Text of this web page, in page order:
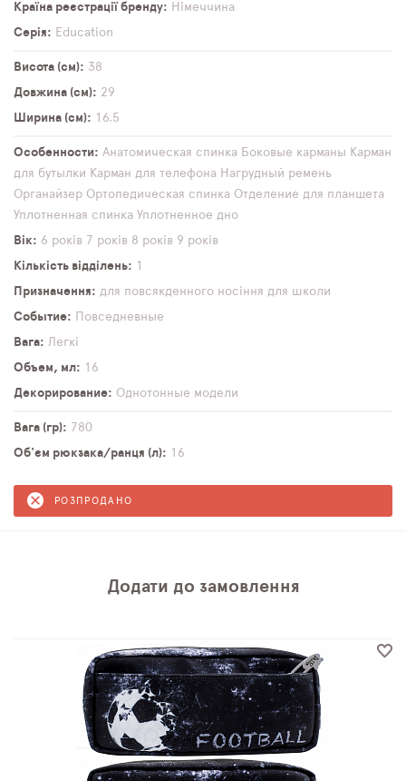
Країна реєстрації бренду
Німеччина
Серія
Education
Висота (см)
38
Довжина (см)
29
Ширина (см)
16,5
Особенности Анатомическая спинка Боковые карманы Карман
для бутылки Карман для телефона Нагрудный ремень
Органайзер Ортопедическая спинка Отделение для планшета
Уплотненная спинка Уплотненное дно
Вік
6 років 7 років 8 років 9 років
Кількість відділень
1
Призначення
для повсякденного носіння для школи
Событие
Повседневные
Вага
Легкі
Объем, мл
16
Декорирование
Однотонные модели
Вага (гр)
780
Об'єм рюкзака/ранця (л)
16
РОЗПРОДАНО
Додати до замовлення